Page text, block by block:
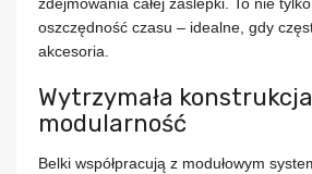
zdejmowania całej zaślepki. To nie
oszczędność czasu – idealne, gdy
akcesoria.
Wytrzymała
modularność
Belki współpracują z modułowym